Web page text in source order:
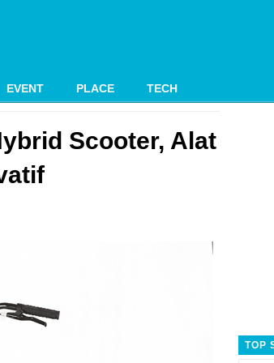
EVENT PLACE TECH
Scooter, Alat
TOP